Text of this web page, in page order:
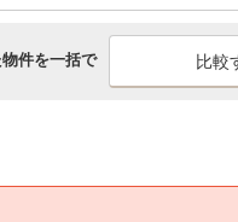
件を一括で